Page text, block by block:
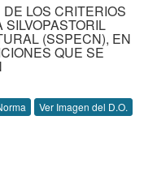
LOS CRITERIOS
(SSPECN), EN
QUE SE
Ver Imagen del D.O.